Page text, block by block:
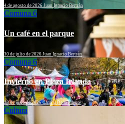
4 de agosto de 2026 Juan Ignacio Bertrán
Comuna 6
Un café en el parque
30 de julio de 2026 Juan Ignacio Bertrán
Comuna 6
Invierno en Plaza Irlanda
28 de julio de 2026Camila De la Fuente
Cultura